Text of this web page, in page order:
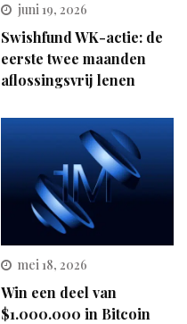
juni 19, 2026
Swishfund WK-actie: de
eerste twee maanden
aflossingsvrij lenen
mei 18, 2026
Win een deel van
$1.000.000 in Bitcoin